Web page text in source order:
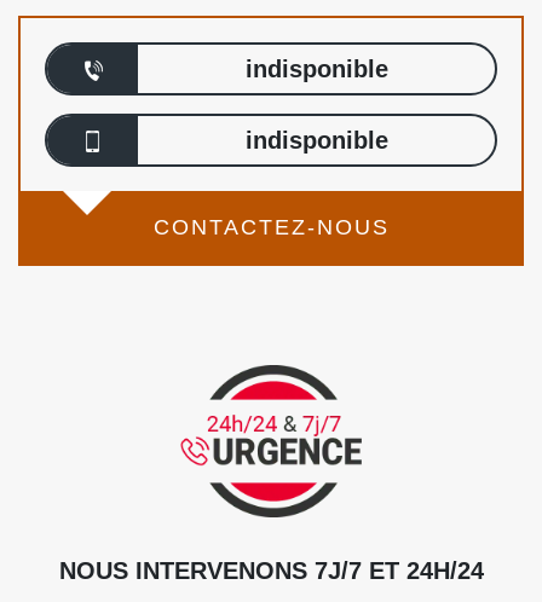
indisponible
indisponible
CONTACTEZ-NOUS
NOUS INTERVENONS 7J/7 ET 24H/24